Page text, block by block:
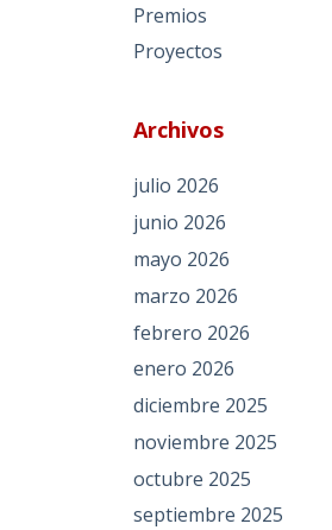
Premios
Proyectos
Archivos
julio 2026
junio 2026
mayo 2026
marzo 2026
febrero 2026
enero 2026
diciembre 2025
noviembre 2025
octubre 2025
septiembre 2025